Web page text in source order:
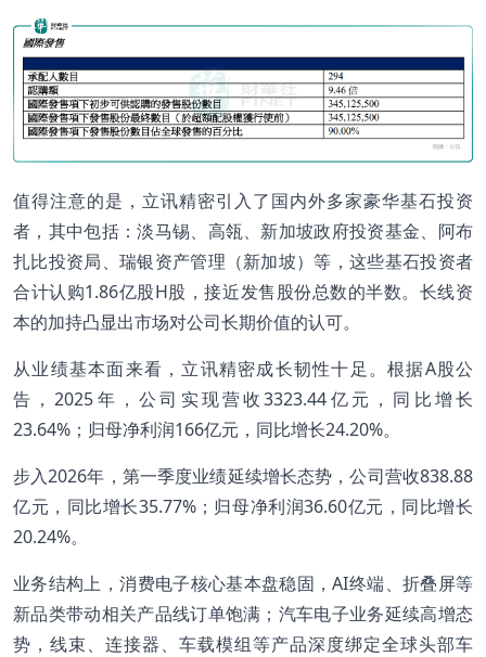
值得注意的是，立讯精密引入了国内外多家豪华基石投资
者，其中包括：淡马锡、高瓴、新加坡政府投资基金、阿布
扎比投资局、瑞银资产管理（新加坡）等，这些基石投资者
合计认购1.86亿股H股，接近发售股份总数的半数。长线资
本的加持凸显出市场对公司长期价值的认可。
从业绩基本面来看，立讯精密成长韧性十足。根据A股公
告，2025年，公司实现营收3323.44亿元，同比增长
23.64%；归母净利润166亿元，同比增长24.20%。
步入2026年，第一季度业绩延续增长态势，公司营收838.88
亿元，同比增长35.77%；归母净利润36.60亿元，同比增长
20.24%。
业务结构上，消费电子核心基本盘稳固，AI终端、折叠屏等
新品类带动相关产品线订单饱满；汽车电子业务延续高增态
势，线束、连接器、车载模组等产品深度绑定全球头部车